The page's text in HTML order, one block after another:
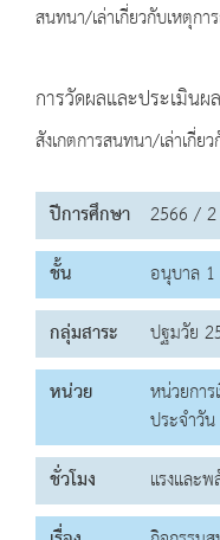
สนทนา/เล่าเกี่ยวกับเหตุก
การวัดผลและประเมินผล
สังเกตการสนทนา/เล่าเกี่
ปีการศึกษา 2566 / 2
ชั้น
อนุบาล 1
กลุ่มสาระ
ปฐมวัย
หน่วย
หน่วยกา
ประจำวัน
ชั่วโมง
แรงและ